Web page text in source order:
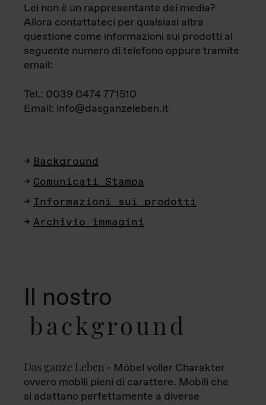
Lei non è un rappresentante dei media?
Allora contattateci per qualsiasi altra
questione come informazioni sui prodotti al
seguente numero di telefono oppure tramite
email:
Tel.: 0039 0474 771510
Email: info@dasganzeleben.it
Background
Comunicati Stampa
Informazioni sui prodotti
Archivio immagini
Il nostro
background
Das ganze Leben - Möbel voller Charakter
ovvero mobili pieni di carattere. Mobili che
si adattano perfettamente a diverse